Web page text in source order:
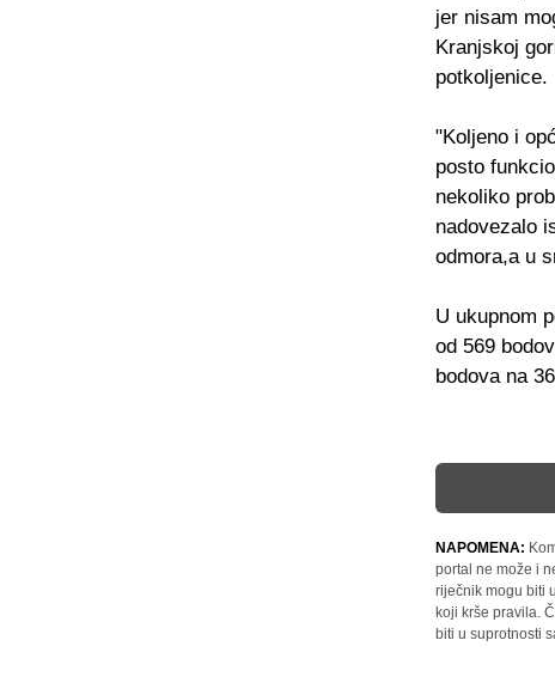
jer nisam
Kranjskoj
potkoljenice.
"Koljeno i
posto
nekoliko
nadovezalo
odmora,a u
U ukupnom
od 569
bodova na
NAPOMENA:
portal ne može i
riječnik mogu biti
koji krše pravila.
biti u suprotnosti